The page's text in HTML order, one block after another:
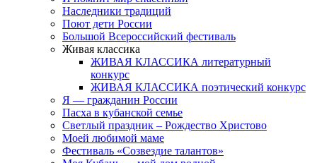
Наследники традиций
Поют дети России
Большой Всероссийский фестиваль
Живая классика
ЖИВАЯ КЛАССИКА литературный
конкурс
ЖИВАЯ КЛАССИКА поэтический конкурс
Я — гражданин России
Пасха в кубанской семье
Светлый праздник – Рождество Христово
Моей любимой маме
Фестиваль «Созвездие талантов»